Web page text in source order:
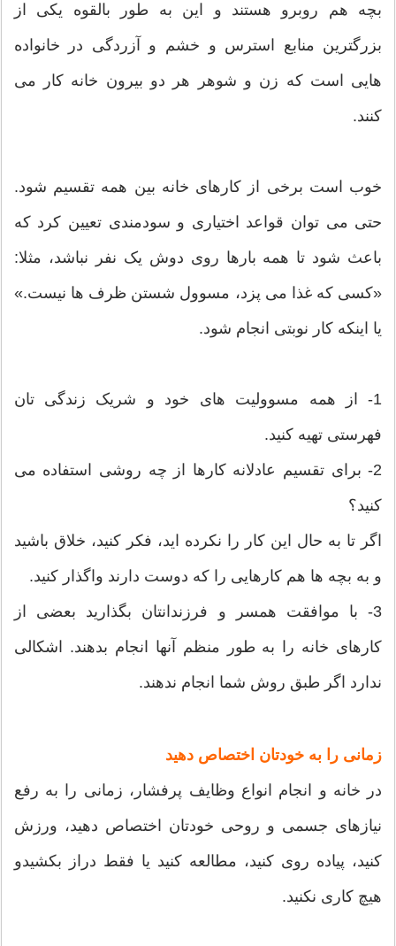
بچه هم روبرو هستند و این به طور بالقوه یکی از
بزرگترین منابع استرس و خشم و آزردگی در خانواده
هایی است که زن و شوهر هر دو بیرون خانه کار می
کنند.
خوب است برخی از کارهای خانه بین همه تقسیم شود.
حتی می توان قواعد اختیاری و سودمندی تعیین کرد که
باعث شود تا همه بارها روی دوش یک نفر نباشد، مثلا:
«کسی که غذا می پزد، مسوول شستن ظرف ها نیست.»
یا اینکه کار نوبتی انجام شود.
1- از همه مسوولیت های خود و شریک زندگی تان
فهرستی تهیه کنید.
2- برای تقسیم عادلانه کارها از چه روشی استفاده می
کنید؟
اگر تا به حال این کار را نکرده اید، فکر کنید، خلاق باشید
و به بچه ها هم کارهایی را که دوست دارند واگذار کنید.
3- با موافقت همسر و فرزندانتان بگذارید بعضی از
کارهای خانه را به طور منظم آنها انجام بدهند. اشکالی
ندارد اگر طبق روش شما انجام ندهند.
زمانی را به خودتان اختصاص دهید
در خانه و انجام انواع وظایف پرفشار، زمانی را به رفع
نیازهای جسمی و روحی خودتان اختصاص دهید، ورزش
کنید، پیاده روی کنید، مطالعه کنید یا فقط دراز بکشیدو
هیچ کاری نکنید.